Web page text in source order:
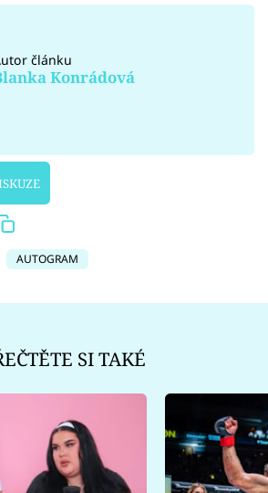
článku
Konrádová
AUTOGRAM
SI TAKÉ